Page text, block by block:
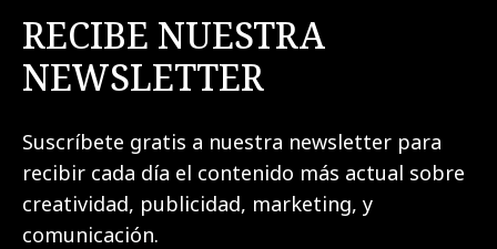
RECIBE NUESTRA
NEWSLETTER
Suscríbete gratis a nuestra newsletter para
recibir cada día el contenido más actual sobre
creatividad, publicidad, marketing, y
comunicación.